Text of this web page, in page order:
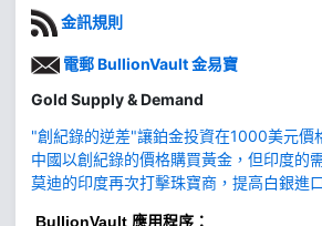
金訊規則
電郵 BullionVault 金易寶
Gold Supply & Demand
"創紀錄的逆差"讓鉑金投資在1000美元價
中國以創紀錄的價格購買黃金，但印度的
莫迪的印度再次打擊珠寶商，提高白銀進
BullionVault 應用程序：